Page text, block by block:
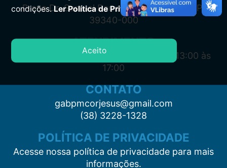
Praça Dr. Samuel Barreto, s/n, Centro CEP:
39340-000
ATENDIMENTO
Segunda à Sexta: 7:00 às 11:00 e das 13:00 às
17:00
CONTATO
gabpmcorjesus@gmail.com
(38) 3228-1328
POLÍTICA DE PRIVACIDADE
Acesse nossa política de privacidade para mais
informações.
condições.Ler Política de Privacidade.
Aceito